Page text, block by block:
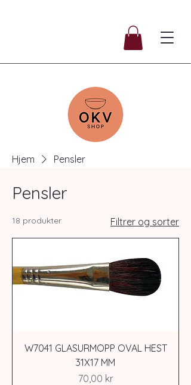
Hjem Pensler
Pensler
18 produkter Filtrer og sorter
W7041 GLASURMOPP OVAL HEST
31X17 MM
Pris
70,00 kr